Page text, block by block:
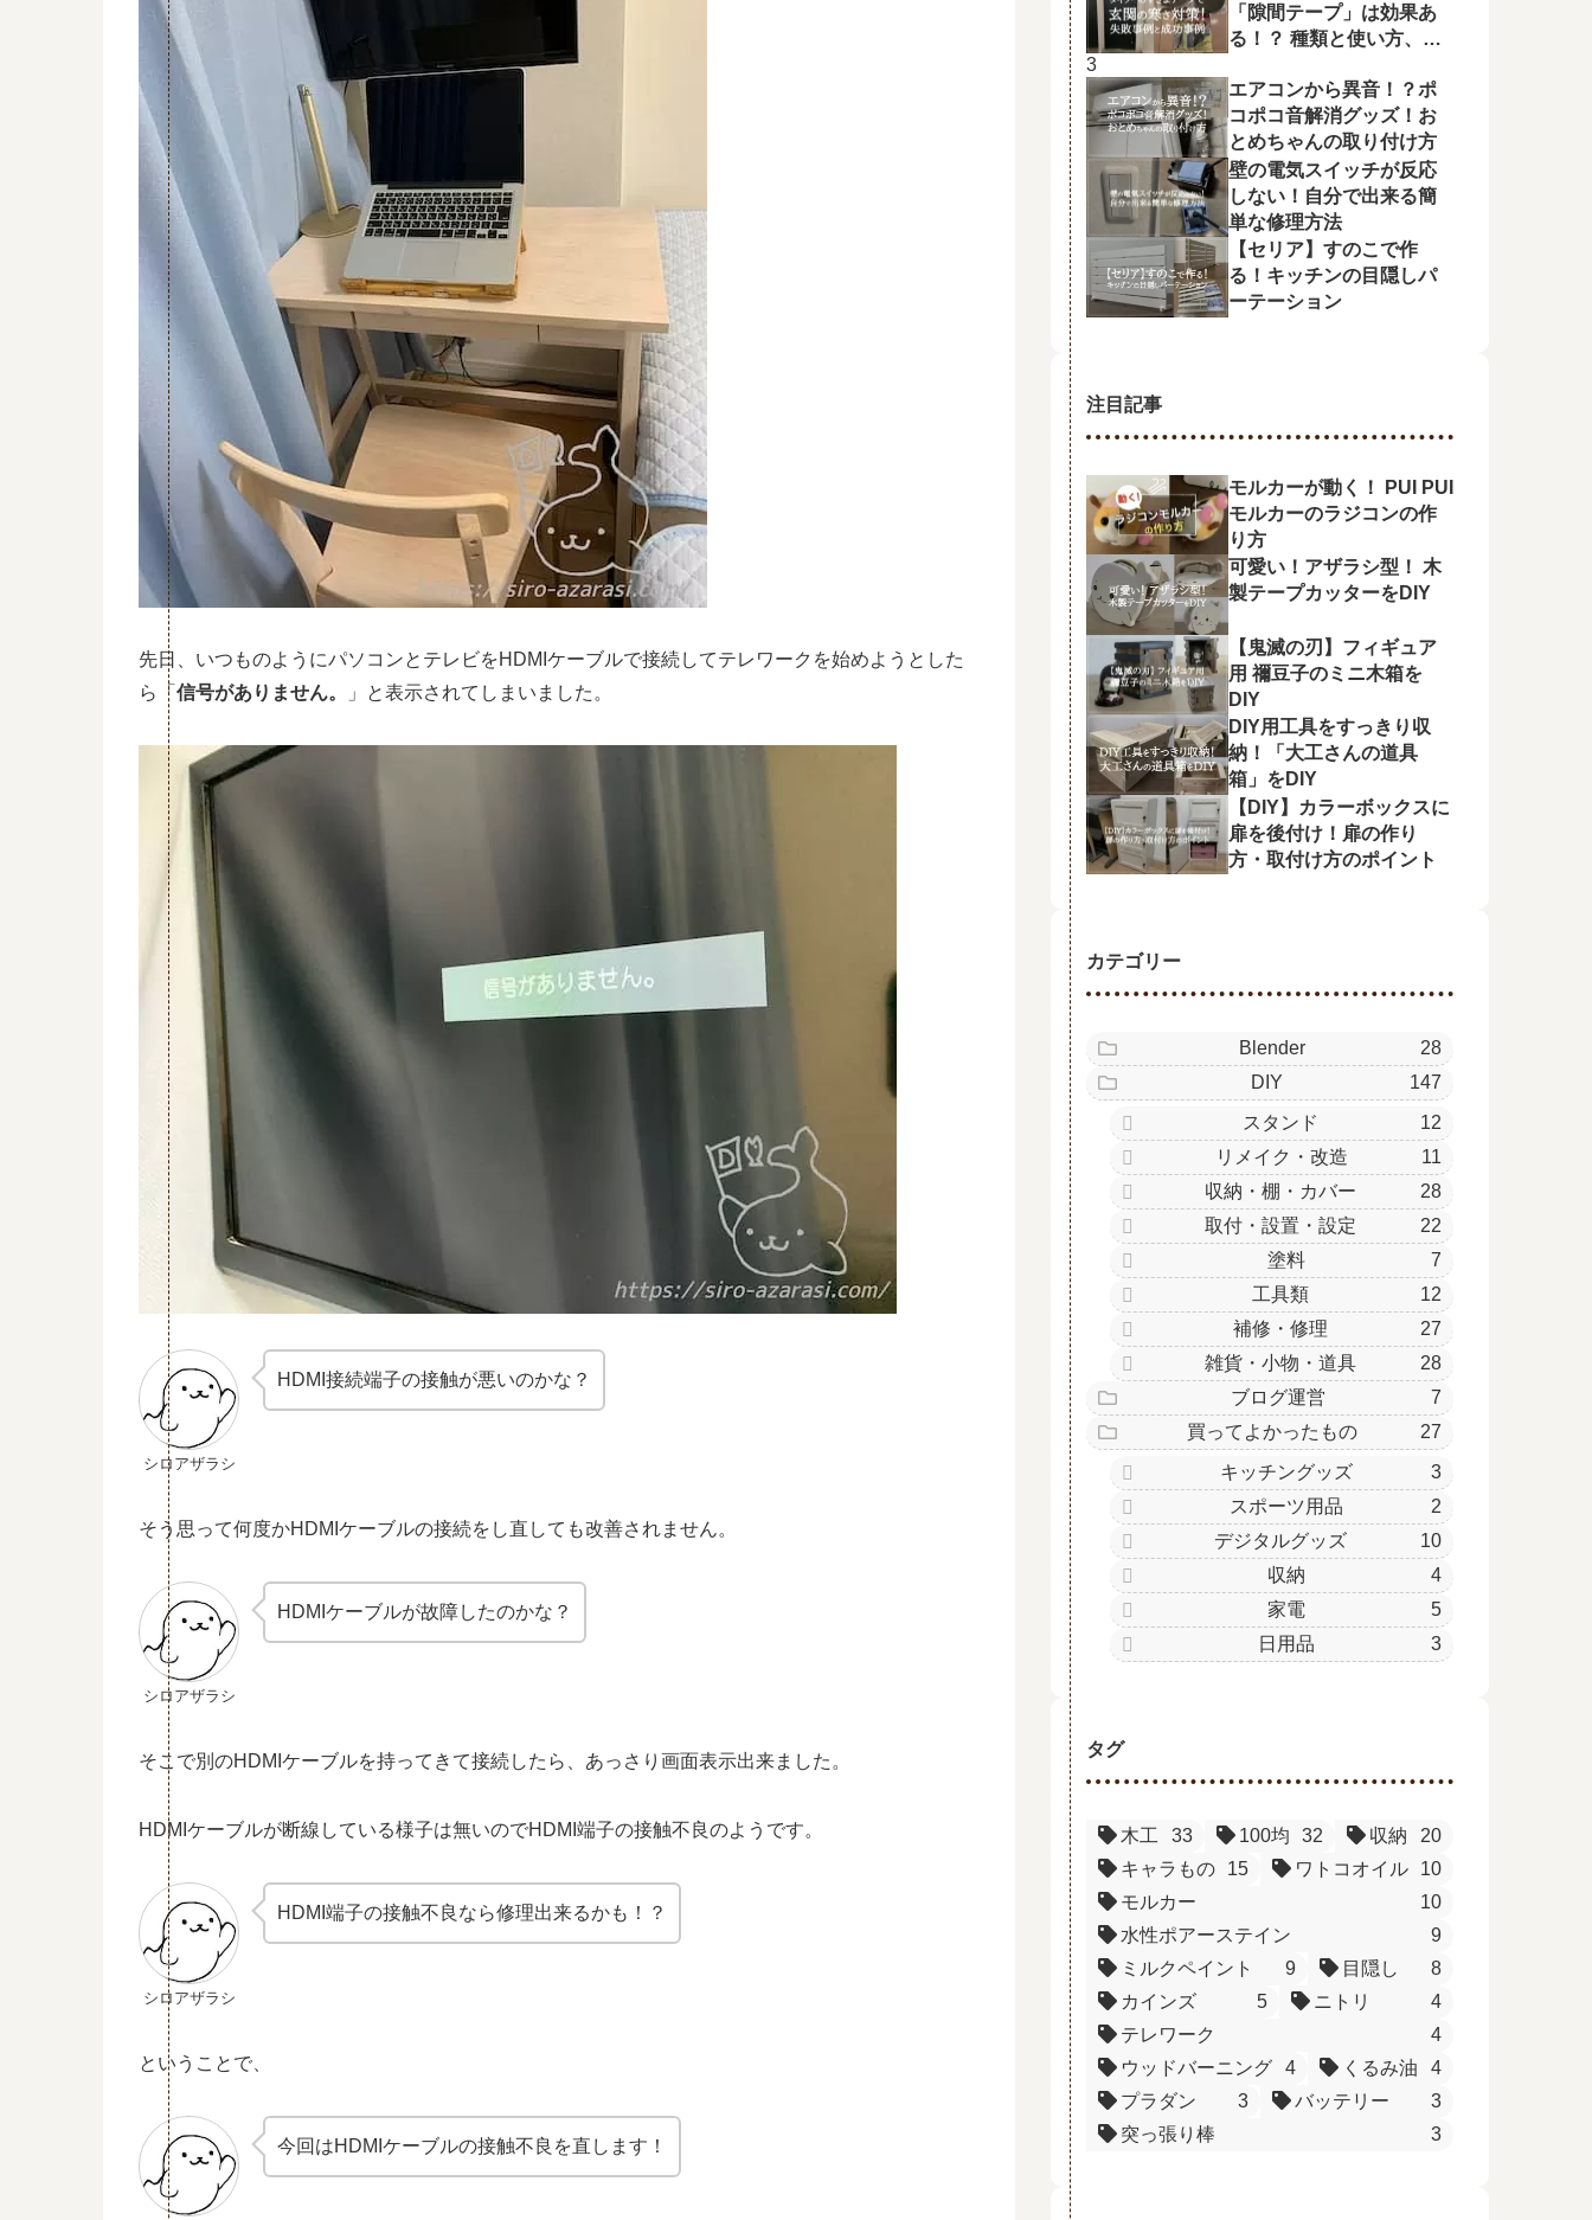
先日、いつものようにパソコンとテレビをHDMIケーブルで接続してテレワークを始めようとした
ら「 信号がありません。 」と表示されてしまいました。
シロアザラシ
HDMI接続端子の接触が悪いのかな？
そう思って何度かHDMIケーブルの接続をし直しても改善されません。
シロアザラシ
HDMIケーブルが故障したのかな？
そこで別のHDMIケーブルを持ってきて接続したら、あっさり画面表示出来ました。
HDMIケーブルが断線している様子は無いのでHDMI端子の接触不良のようです。
シロアザラシ
HDMI端子の接触不良なら修理出来るかも！？
ということで、
今回はHDMIケーブルの接触不良を直します！
「隙間テープ」は効果あ
る！？ 種類と使い方、失
エアコンから異音！？ポ
コポコ音解消グッズ！お
とめちゃんの取り付け方
壁の電気スイッチが反応
しない！自分で出来る簡
単な修理方法
【セリア】すのこで作
る！キッチンの目隠しパ
ーテーション
注目記事
モルカーが動く！ PUI PUI
モルカーのラジコンの作
り方
可愛い！アザラシ型！ 木
製テープカッターをDIY
【鬼滅の刃】フィギュア
用 禰󠄀豆子のミニ木箱を
DIY
DIY用工具をすっきり収
納！「大工さんの道具
箱」をDIY
【DIY】カラーボックスに
扉を後付け！扉の作り
方・取付け方のポイント
カテゴリー
Blender
28
DIY
147
スタンド
12
リメイク・改造
11
収納・棚・カバー
28
取付・設置・設定
22
塗料
7
工具類
12
補修・修理
27
雑貨・小物・道具
28
ブログ運営
7
買ってよかったもの
27
キッチングッズ
3
スポーツ用品
2
デジタルグッズ
10
収納
4
家電
5
日用品
3
タグ
木工 33 100均 32 収納
20
キャラもの
15 ワトコオイル
10
モルカー
10
水性ポアーステイン
9
ミルクペイント
9 目隠し
8
カインズ
5 ニトリ
4
テレワーク
4
ウッドバーニング
4 くるみ油
4
プラダン
3 バッテリー
3
突っ張り棒
3